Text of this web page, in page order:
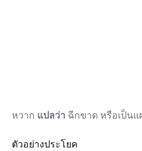
หวาก แปลว่า ฉีกขาด หรือเป็นแ
ตัวอย่างประโยค